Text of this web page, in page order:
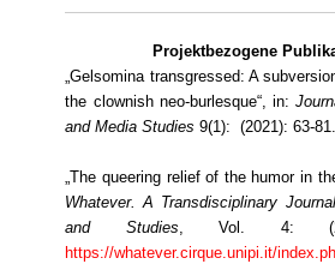
Projektbezogene
„Gelsomina transgressed: A
the clownish neo-burlesque“, in:
and Media Studies 9(1): (2021): 63-81.
„The queering relief of the humor in
Whatever. A Transdisciplinary
and Studies, Vol. 4:
https://whatever.cirque.unipi.it/